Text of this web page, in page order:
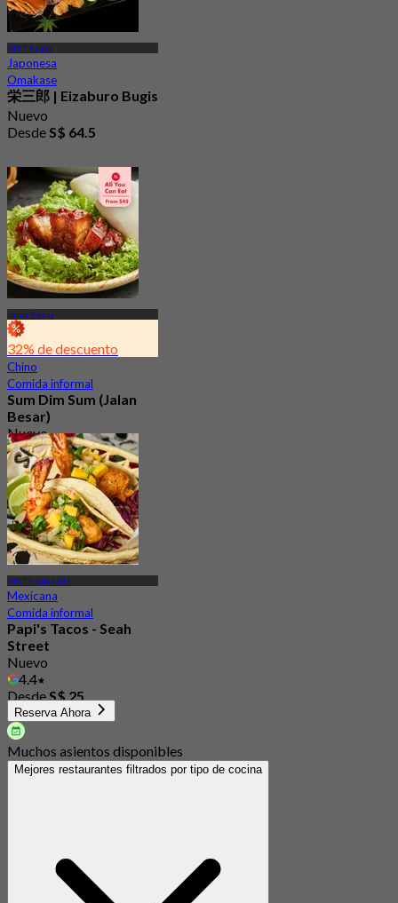
MRT Bugis
Japonesa
Omakase
栄三郎 | Eizaburo Bugis
Nuevo
DesdeS$ 64.5
Jalan Besar
32% de descuento
Chino
Comida informal
Sum Dim Sum (Jalan
Besar)
Nuevo
4.6
DesdeS$ 31
MRT Esplanade
Mexicana
Comida informal
Papi's Tacos - Seah
Street
Nuevo
4.4
Desde S$ 25
Reserva Ahora
Muchos asientos disponibles
Mejores restaurantes filtrados por tipo de cocina